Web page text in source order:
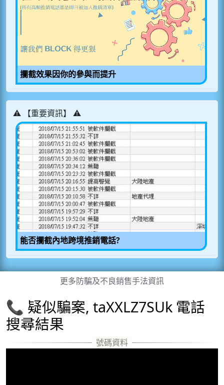
攔截效果因你的參與而提升
⚠️ 【重要資訊】 ⚠️
能否攔截內地跨境推銷電話?
更多防騙及不良銷售手法資訊
📞 疑似騙案, taXXLZ7SUk 電話
搜尋結果